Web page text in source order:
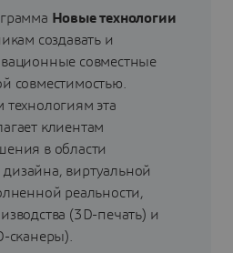
Новые технологии
создавать и
совместные
совместимостью.
эта
клиентам
в области
виртуальной
реальности,
(3D-печать) и
сканеры).